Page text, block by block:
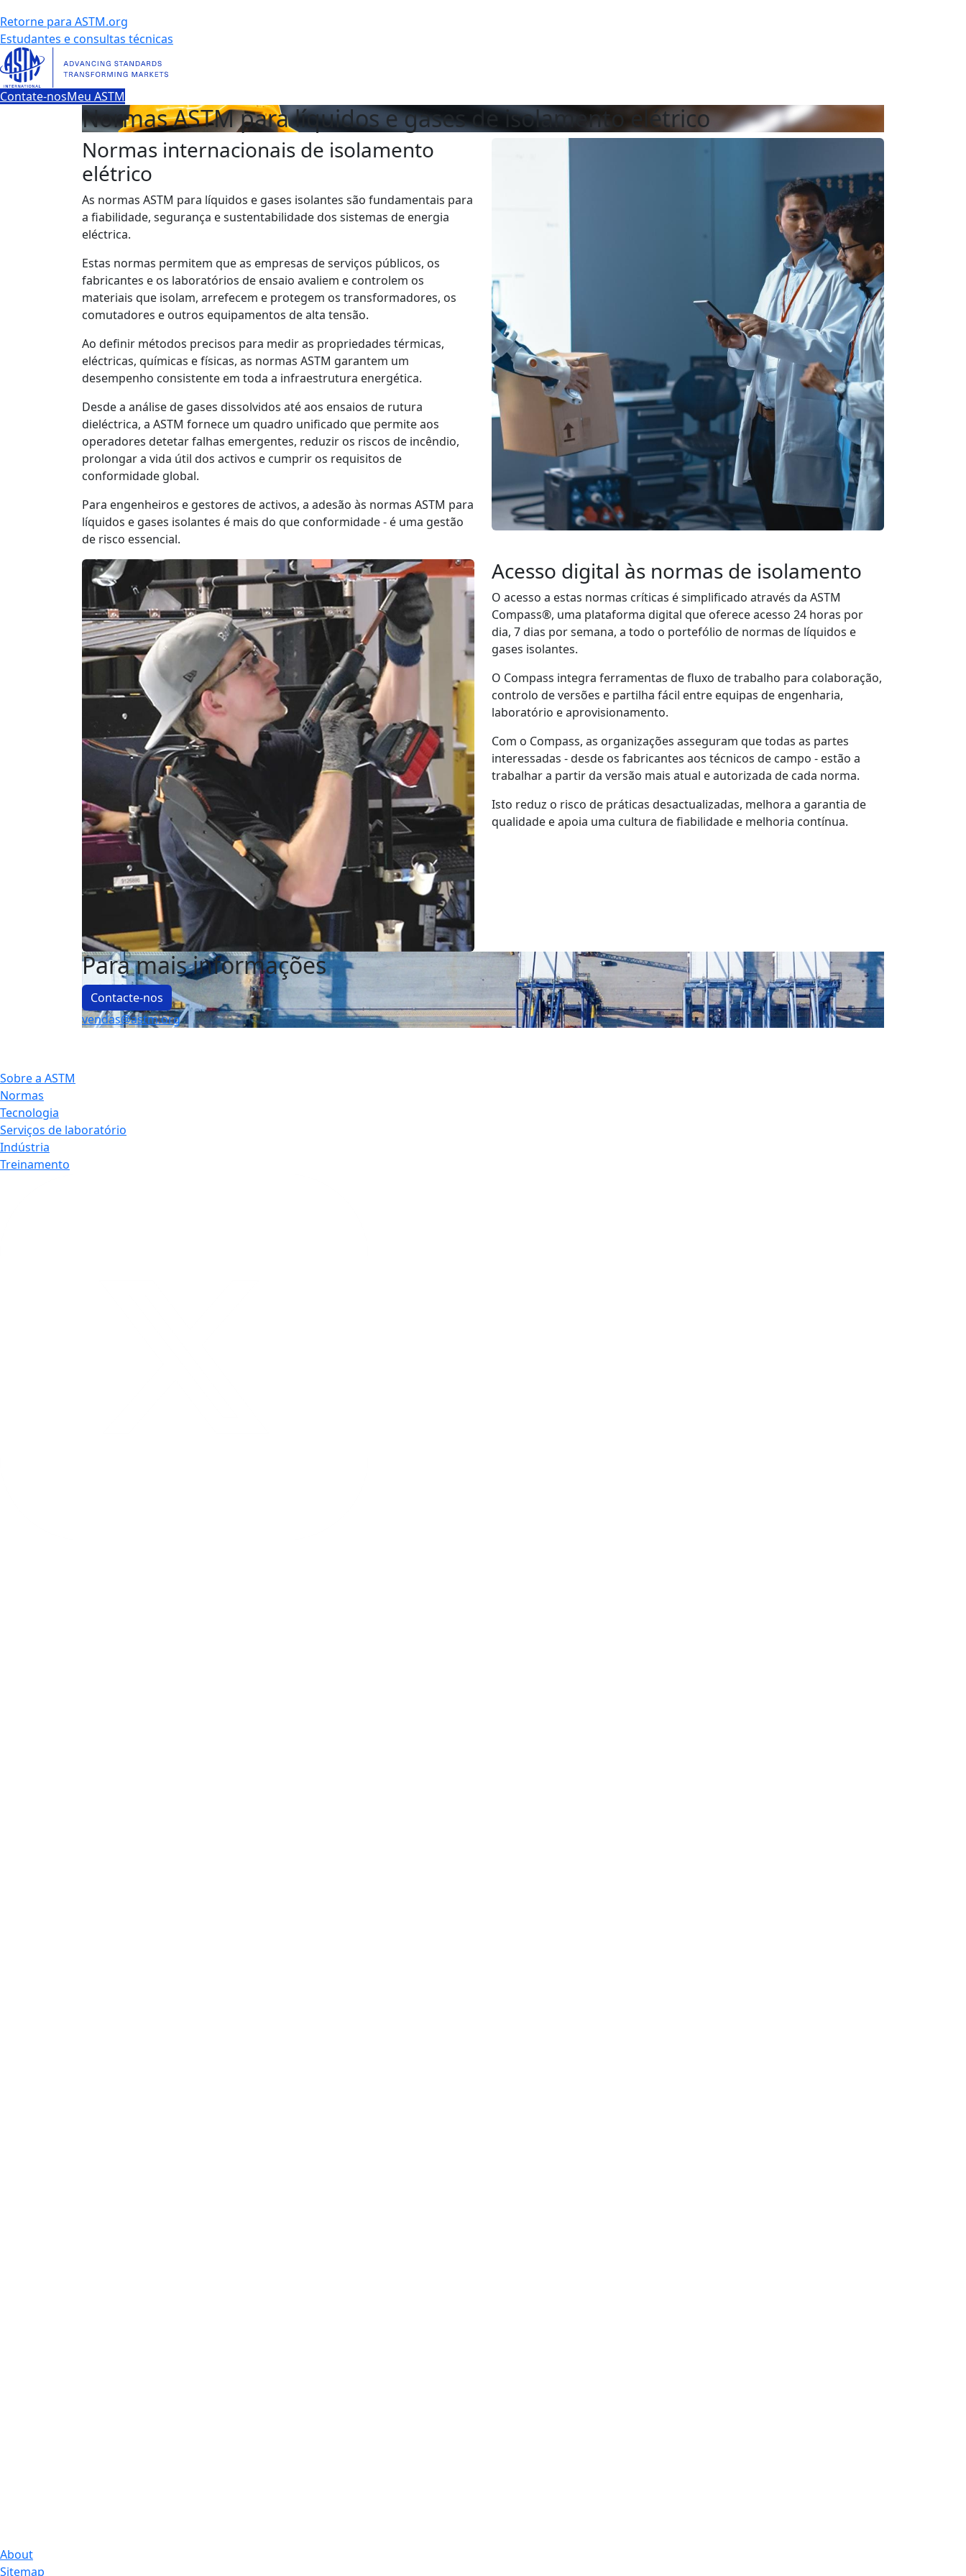
Retorne para ASTM.org
Estudantes e consultas técnicas
Contate-nosMeu ASTM
Normas ASTM para líquidos e gases de isolamento elétrico
Normas internacionais de isolamento
elétrico
As normas ASTM para líquidos e gases isolantes são fundamentais para
a fiabilidade, segurança e sustentabilidade dos sistemas de energia
eléctrica.
Estas normas permitem que as empresas de serviços públicos, os
fabricantes e os laboratórios de ensaio avaliem e controlem os
materiais que isolam, arrefecem e protegem os transformadores, os
comutadores e outros equipamentos de alta tensão.
Ao definir métodos precisos para medir as propriedades térmicas,
eléctricas, químicas e físicas, as normas ASTM garantem um
desempenho consistente em toda a infraestrutura energética.
Desde a análise de gases dissolvidos até aos ensaios de rutura
dieléctrica, a ASTM fornece um quadro unificado que permite aos
operadores detetar falhas emergentes, reduzir os riscos de incêndio,
prolongar a vida útil dos activos e cumprir os requisitos de
conformidade global.
Para engenheiros e gestores de activos, a adesão às normas ASTM para
líquidos e gases isolantes é mais do que conformidade - é uma gestão
de risco essencial.
Acesso digital às normas de isolamento
O acesso a estas normas críticas é simplificado através da ASTM
Compass®, uma plataforma digital que oferece acesso 24 horas por
dia, 7 dias por semana, a todo o portefólio de normas de líquidos e
gases isolantes.
O Compass integra ferramentas de fluxo de trabalho para colaboração,
controlo de versões e partilha fácil entre equipas de engenharia,
laboratório e aprovisionamento.
Com o Compass, as organizações asseguram que todas as partes
interessadas - desde os fabricantes aos técnicos de campo - estão a
trabalhar a partir da versão mais atual e autorizada de cada norma.
Isto reduz o risco de práticas desactualizadas, melhora a garantia de
qualidade e apoia uma cultura de fiabilidade e melhoria contínua.
Para mais informações
Contacte-nos
vendas@astm.org
Sobre a ASTM
Normas
Tecnologia
Serviços de laboratório
Indústria
Treinamento
About
Sitemap